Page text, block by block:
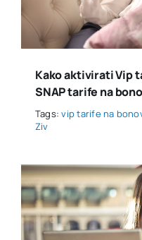
Kako aktivirati Vip
SNAP tarife na
Tags:vip tarife na
Ziv